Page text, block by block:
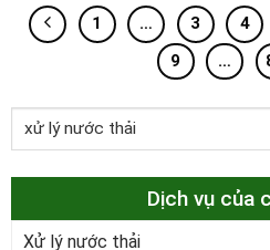
1 … 3 4
9
…
Dịch vụ của
Xử lý nước thải